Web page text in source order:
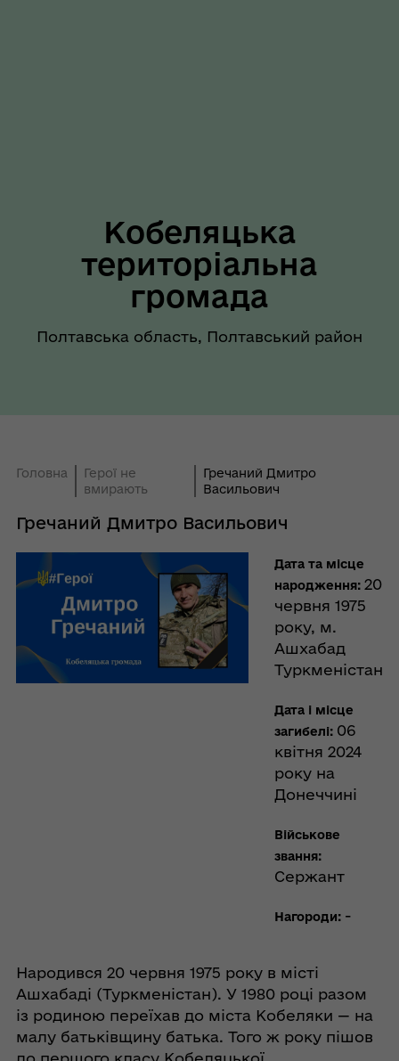
Кобеляцька
територіальна
громада
Полтавська область, Полтавський район
Головна
Герої не
вмирають
Гречаний Дмитро
Васильович
Гречаний Дмитро Васильович
Дата та місце
народження:20
червня 1975
року, м.
Ашхабад
Туркменістан
Дата і місце
загибелі: 06
квітня 2024
року на
Донеччині
Військове
звання:
Сержант
Нагороди: -
Народився 20 червня 1975 року в місті
Ашхабаді (Туркменістан). У 1980 році разом
із родиною переїхав до міста Кобеляки — на
малу батьківщину батька. Того ж року пішов